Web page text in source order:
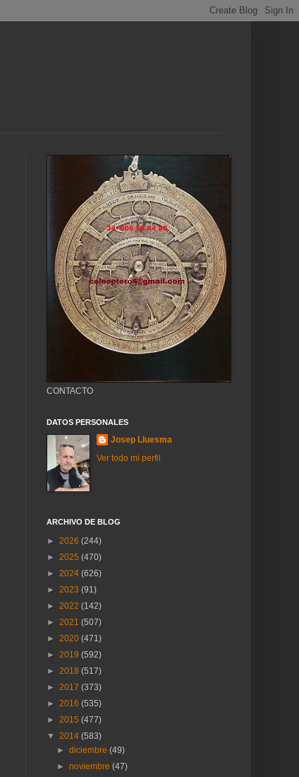
CONTACTO
DATOS PERSONALES
Josep Lluesma
Ver todo mi perfil
ARCHIVO DE BLOG
► 2026 (244)
► 2025 (470)
► 2024 (626)
► 2023 (91)
► 2022 (142)
► 2021 (507)
► 2020 (471)
► 2019 (592)
► 2018 (517)
► 2017 (373)
► 2016 (535)
► 2015 (477)
▼ 2014 (583)
►diciembre(49)
►noviembre(47)